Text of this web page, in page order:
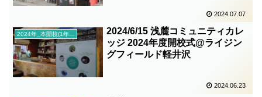
2024.07.07
2024年_本開校(1年目)
2024/6/15 浅麓コミュニティカレ
ッジ 2024年度開校式@ライジン
グフィールド軽井沢
2024.06.23